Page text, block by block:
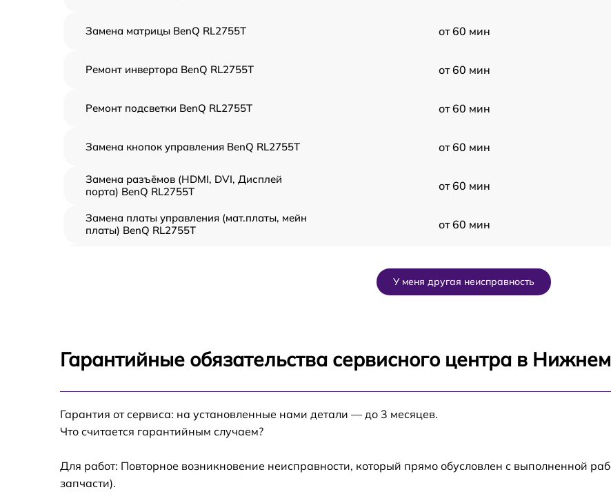
Замена матрицы BenQ RL2755T от 60 мин
Ремонт инвертора BenQ RL2755T от 60 мин
Ремонт подсветки BenQ RL2755T от 60 мин
Замена кнопок управления BenQ RL2755T от 60 мин
Замена разъёмов (HDMI, DVI, Дисплей
порта) BenQ RL2755T
от 60 мин
Замена платы управления (мат.платы, мейн
платы) BenQ RL2755T
от 60 мин
Замена блока питания BenQ RL2755T
RL2755T
У меня другая неисправность
Гарантийные обязательства сервисного центра в
Гарантия от сервиса: на установленные нами детали — до 3 месяцев.
Что считается гарантийным случаем?
Для работ: Повторное возникновение неисправности, который прямо обусловлен с выполненной
запчасти).